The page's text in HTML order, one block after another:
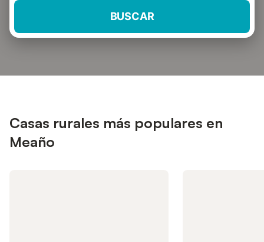
BUSCAR
Casas rurales más populares en
Meaño